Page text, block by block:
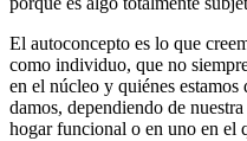
El autoconcepto es lo que
como individuo, que no
en el núcleo y quiénes estamos
damos, dependiendo de
hogar funcional o en uno en el